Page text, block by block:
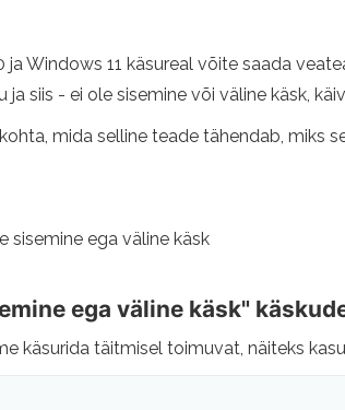
Windows 11 käsureal võite saada
ja siis - ei ole sisemine või väline käsk,
mida selline teade tähendab,
sisemine ega väline käsk
ega väline käsk"
käsurida täitmisel toimuvat, näiteks